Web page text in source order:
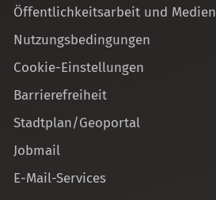
Öffentlichkeitsarbeit und Medien
Nutzungsbedingungen
Cookie-Einstellungen
Barrierefreiheit
Stadtplan/Geoportal
Jobmail
E-Mail-Services